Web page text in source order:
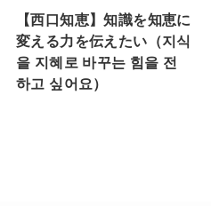
【西口知恵】知識を知恵に
変える力を伝えたい（지식
을 지혜로 바꾸는 힘을 전
하고 싶어요）